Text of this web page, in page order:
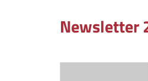
Newsletter